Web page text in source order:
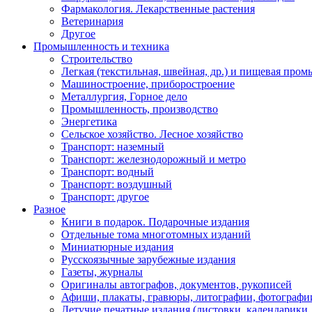
Фармакология. Лекарственные растения
Ветеринария
Другое
Промышленность и техника
Строительство
Легкая (текстильная, швейная, др.) и пищевая
Машиностроение, приборостроение
Металлургия, Горное дело
Промышленность, производство
Энергетика
Сельское хозяйство. Лесное хозяйство
Транспорт: наземный
Транспорт: железнодорожный и метро
Транспорт: водный
Транспорт: воздушный
Транспорт: другое
Разное
Книги в подарок. Подарочные издания
Отдельные тома многотомных изданий
Миниатюрные издания
Русскоязычные зарубежные издания
Газеты, журналы
Оригиналы автографов, документов, рукописей
Афиши, плакаты, гравюры, литографии,
Летучие печатные издания (листовки,